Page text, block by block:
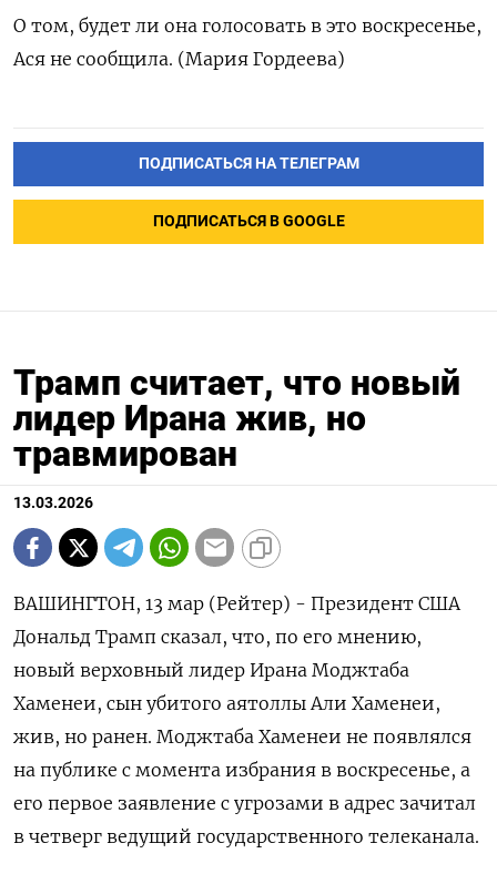
О том, будет ли она голосовать в это воскресенье,
Ася не сообщила. (Мария Гордеева)
ПОДПИСАТЬСЯ НА ТЕЛЕГРАМ
ПОДПИСАТЬСЯ В GOOGLE
Трамп считает, что новый
лидер Ирана жив, но
травмирован
13.03.2026
ВАШИНГТОН, 13 мар (Рейтер) - Президент США
Дональд Трамп сказал, что, по его ‌мнению,
новый верховный лидер Ирана Моджтаба
Хаменеи, сын убитого аятоллы Али ​Хаменеи, ​
жив, ​но ранен. Моджтаба ⁠Хаменеи не ‌появлялся
на публике ‌с момента избрания в воскресенье, а
его ​первое заявление с ‌угрозами в адрес зачитал ​
в четверг ведущий государственного телеканала.